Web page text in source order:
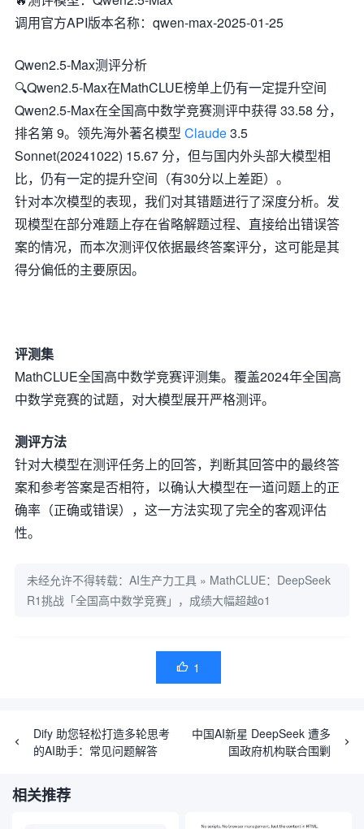
调用官方API版本名称：qwen-max-2025-01-25
Qwen2.5-Max测评分析
🔍Qwen2.5-Max在MathCLUE榜单上仍有一定提升空间
Qwen2.5-Max在全国高中数学竞赛测评中获得 33.58 分，
排名第 9。领先海外著名模型 Claude3.5
Sonnet(20241022) 15.67 分，但与国内外头部大模型相
比，仍有一定的提升空间（有30分以上差距）。
针对本次模型的表现，我们对其错题进行了深度分析。发
现模型在部分难题上存在省略解题过程、直接给出错误答
案的情况，而本次测评仅依据最终答案评分，这可能是其
得分偏低的主要原因。
评测集
MathCLUE全国高中数学竞赛评测集。覆盖2024年全国高
中数学竞赛的试题，对大模型展开严格测评。
测评方法
针对大模型在测评任务上的回答，判断其回答中的最终答
案和参考答案是否相符，以确认大模型在一道问题上的正
确率（正确或错误），这一方法实现了完全的客观评估
性。
未经允许不得转载： AI生产力工具 » MathCLUE：DeepSeek
R1挑战「全国高中数学竞赛」，成绩大幅超越o1
 1
Dify 助您轻松打造多轮思考
的AI助手：常见问题解答
中国AI新星 DeepSeek 遭多
国政府机构联合围剿
相关推荐